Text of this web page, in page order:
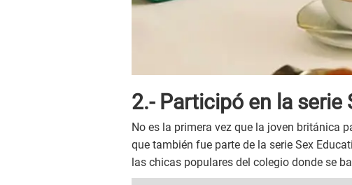
2.- Participó en la serie
No es la primera vez que la joven británica
que también fue parte de la serie Sex
las chicas populares del colegio donde se